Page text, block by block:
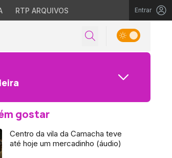
RTP ARQUIVOS Entrar
gostar
Centro da vila da Camacha teve
até hoje um mercadinho (áudio)